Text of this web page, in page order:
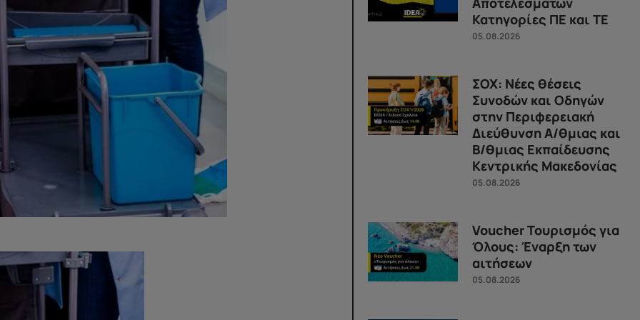
Κατηγορίες ΠΕ και ΤΕ
05.08.2026
ΣΟΧ: Νέες θέσεις
Συνοδών και Οδηγών
στην Περιφερειακή
Διεύθυνση Α/θμιας και
Β/θμιας Εκπαίδευσης
Κεντρικής Μακεδονίας
05.08.2026
Voucher Τουρισμός για
Όλους: Έναρξη των
αιτήσεων
05.08.2026